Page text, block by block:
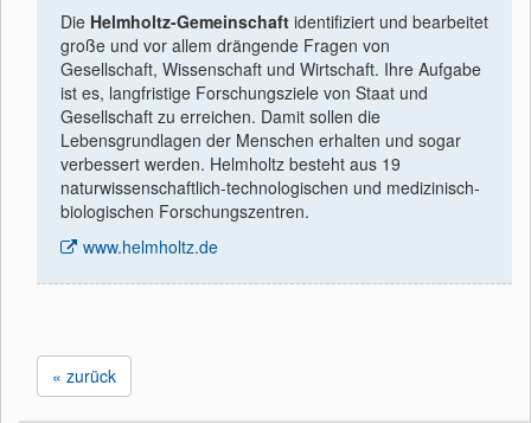
Die Helmholtz-Gemeinschaft identiﬁziert und bearbeitet
große und vor allem drängende Fragen von
Gesellschaft, Wissenschaft und Wirtschaft. Ihre Aufgabe
ist es, langfristige Forschungsziele von Staat und
Gesellschaft zu erreichen. Damit sollen die
Lebensgrundlagen der Menschen erhalten und sogar
verbessert werden. Helmholtz besteht aus 19
naturwissenschaftlich-technologischen und medizinisch-
biologischen Forschungszentren.
www.helmholtz.de
« zurück